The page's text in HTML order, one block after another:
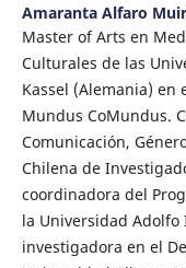
Amaranta Alfaro
Master of Arts en
Culturales de las
Kassel (Alemania) en
Mundus CoMundus.
Comunicación,
Chilena de
coordinadora del
la Universidad Adolfo
investigadora en el